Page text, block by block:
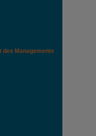
des Managements